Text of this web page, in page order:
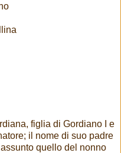
figlia di Gordiano I e
il nome di suo padre
quello del nonno